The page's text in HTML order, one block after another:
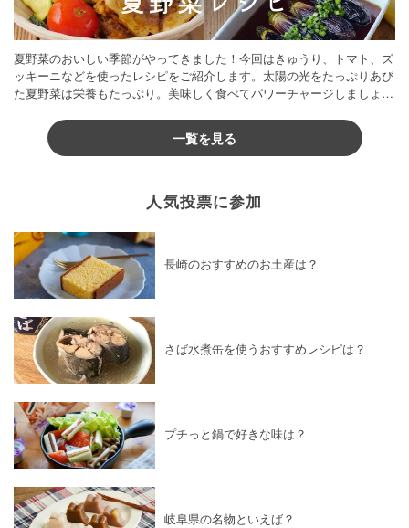
夏野菜のおいしい季節がやってきました！今回はきゅうり、トマト、ズ
ッキーニなどを使ったレシピをご紹介します。太陽の光をたっぷりあび
た夏野菜は栄養もたっぷり。美味しく食べてパワーチャージしましょう
一覧を見る
人気投票に参加
長崎のおすすめのお土産は？
さば水煮缶を使うおすすめレシピは？
プチっと鍋で好きな味は？
岐阜県の名物といえば？